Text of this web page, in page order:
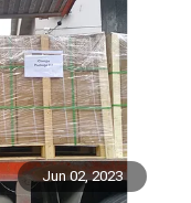
Jun 02, 2023